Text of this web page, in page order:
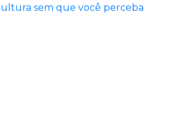
sem que você perceba